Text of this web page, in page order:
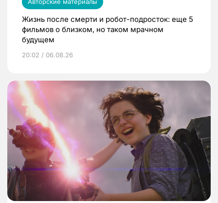
Жизнь после смерти и робот-подросток: еще 5
фильмов о близком, но таком мрачном
будущем
20:02 / 06.08.26